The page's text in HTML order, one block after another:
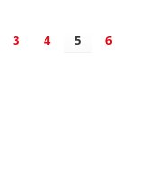
3 4 5
6